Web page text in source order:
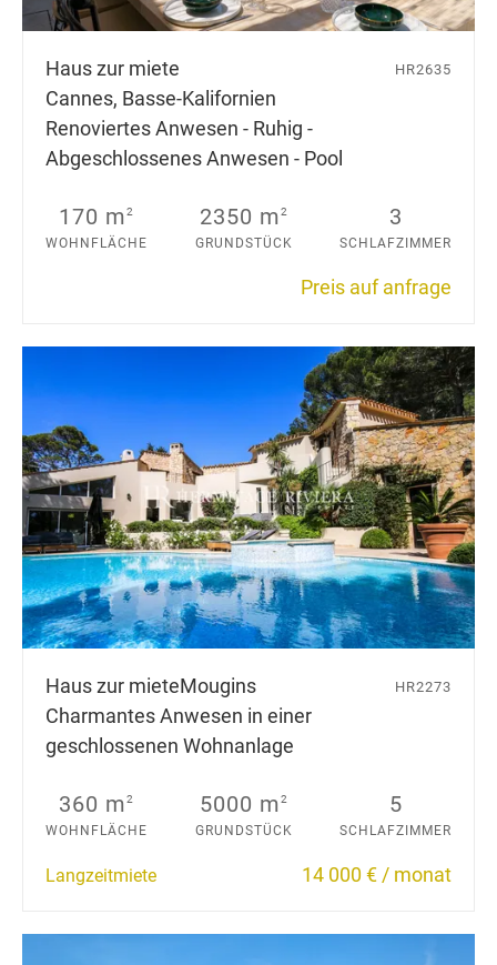
Haus zur miete
Cannes, Basse-Kalifornien
Renoviertes Anwesen - Ruhig -
Abgeschlossenes Anwesen - Pool
HR2635
170 m2
WOHNFLÄCHE
2350 m2
GRUNDSTÜCK
3
SCHLAFZIMMER
Preis auf anfrage
Haus zur mieteMougins
Charmantes Anwesen in einer
geschlossenen Wohnanlage
HR2273
360 m2
WOHNFLÄCHE
5000 m2
GRUNDSTÜCK
5
SCHLAFZIMMER
Langzeitmiete 14 000 € / monat